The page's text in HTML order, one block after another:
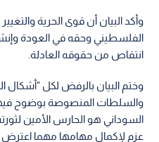
وأكد البيان أن قوى الحرية
الفلسطيني وحقه في العودة
انتقاص من حقوقه العادلة.
وختم البيان بالرفض لكل "أشكال
والسلطات المنصوصة بوضوح
السوداني هو الحارس الأمين
عزم لإكمال مهامها مهما